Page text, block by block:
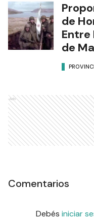
de
Entre
de
Ads
Comentarios
Debés iniciar